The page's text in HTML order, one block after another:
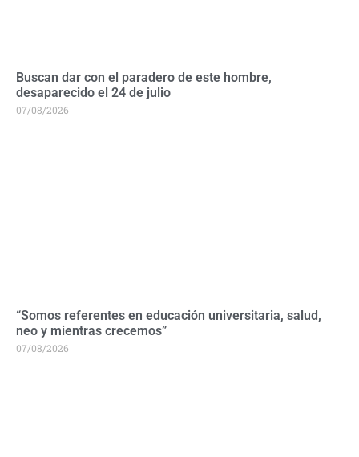
Buscan dar con el paradero de este hombre,
desaparecido el 24 de julio
07/08/2026
“Somos referentes en educación universitaria, salud,
neo y mientras crecemos”
07/08/2026